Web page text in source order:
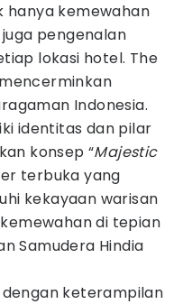
hanya kemewahan
pengenalan
lokasi hotel. The
Indonesia.
identitas dan pilar
konsep “Majestic
terbuka yang
kekayaan warisan
di tepian
Samudera Hindia
keterampilan